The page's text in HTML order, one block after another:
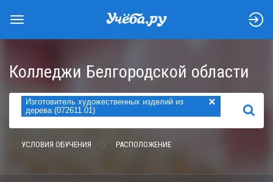
Колледжи Белгородской области
Изготовитель художественных изделий из
дерева (072611.01)
×
НАЙТИ
УСЛОВИЯ ОБУЧЕНИЯ РАСПОЛОЖЕНИЕ